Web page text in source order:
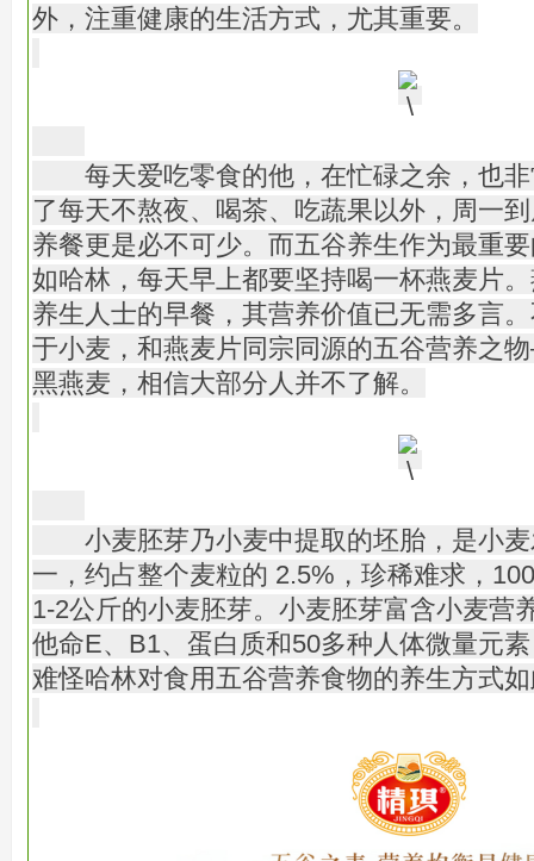
外，注重健康的生活方式，尤其重要。
每天爱吃零食的他，在忙碌之余，也非
了每天不熬夜、喝茶、吃蔬果以外，周一
养餐更是必不可少。而五谷养生作为最重
如哈林，每天早上都要坚持喝一杯燕麦片
养生人士的早餐，其营养价值已无需多言
于小麦，和燕麦片同宗同源的五谷营养之
黑燕麦，相信大部分人并不了解。
小麦胚芽乃小麦中提取的坯胎，是小麦
一，约占整个麦粒的 2.5%，珍稀难求，
1-2公斤的小麦胚芽。小麦胚芽富含小麦营
他命E、B1、蛋白质和50多种人体微量元
难怪哈林对食用五谷营养食物的养生方式